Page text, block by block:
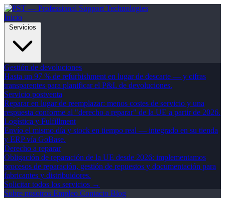
Inicio
Gestión de devoluciones
Hasta un 97 % de refurbishment en lugar de descarte — y cifras
transparentes para planificar el P&L de devoluciones.
Servicio postventa
Reparar en lugar de reemplazar: menos costes de servicio y una
respuesta conforme al "derecho a reparar" de la UE a partir de 2026.
Logística y Fulfillment
Envío el mismo día y stock en tiempo real — integrado en su tienda
y ERP vía GoBase.
Derecho a reparar
Obligación de reparación de la UE desde 2026: implementamos
procesos de reparación, gestión de repuestos y documentación para
fabricantes y distribuidores.
Solicitar todos los servicios →
Sobre nosotros Empleo Contacto Blog